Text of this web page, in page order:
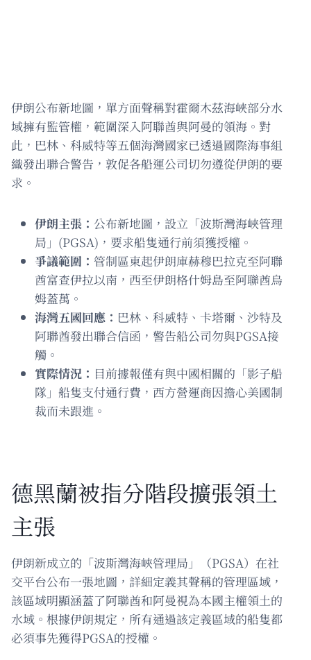
伊朗公布新地圖，單方面聲稱對霍爾木茲海峽部分水
域擁有監管權，範圍深入阿聯酋與阿曼的領海。對
此，巴林、科威特等五個海灣國家已透過國際海事組
織發出聯合警告，敦促各船運公司切勿遵從伊朗的要
求。
伊朗主張： 公布新地圖，設立「波斯灣海峽管理
局」(PGSA)，要求船隻通行前須獲授權。
爭議範圍： 管制區東起伊朗庫赫穆巴拉克至阿聯
酋富查伊拉以南，西至伊朗格什姆島至阿聯酋烏
姆蓋萬。
海灣五國回應： 巴林、科威特、卡塔爾、沙特及
阿聯酋發出聯合信函，警告船公司勿與PGSA接
觸。
實際情況： 目前據報僅有與中國相關的「影子船
隊」船隻支付通行費，西方營運商因擔心美國制
裁而未跟進。
德黑蘭被指分階段擴張領土
主張
伊朗新成立的「波斯灣海峽管理局」（PGSA）在社
交平台公布一張地圖，詳細定義其聲稱的管理區域，
該區域明顯涵蓋了阿聯酋和阿曼視為本國主權領土的
水域。根據伊朗規定，所有通過該定義區域的船隻都
必須事先獲得PGSA的授權。